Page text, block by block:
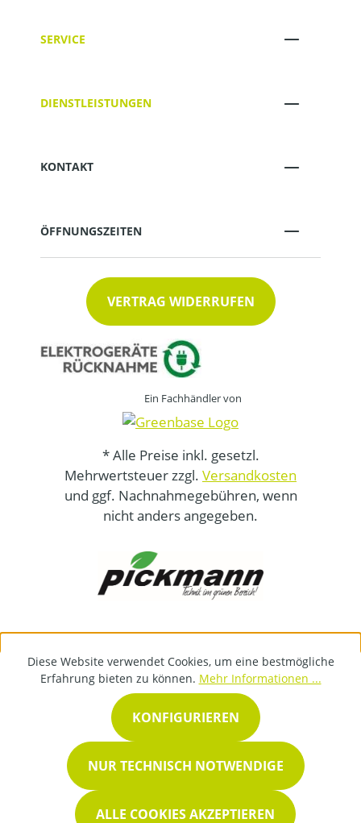
SERVICE
DIENSTLEISTUNGEN
KONTAKT
ÖFFNUNGSZEITEN
VERTRAG WIDERRUFEN
Ein Fachhändler von
* Alle Preise inkl. gesetzl.
Mehrwertsteuer zzgl. Versandkosten
und ggf. Nachnahmegebühren, wenn
nicht anders angegeben.
Diese Website verwendet Cookies, um eine bestmögliche
Erfahrung bieten zu können. Mehr Informationen ...
NUR TECHNISCH NOTWENDIGE
KONFIGURIEREN
ALLE COOKIES AKZEPTIEREN